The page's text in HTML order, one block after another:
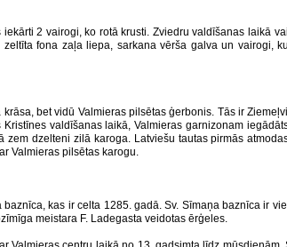
2 vairogi, ko rotā krusti. Zviedru valdīšanas laikā
fona zaļa liepa, sarkana vērša galva un vairogi,
bet vidū Valmieras pilsētas ģerbonis. Tās ir
valdīšanas laikā, Valmieras garnizonam
dzelteni zilā karoga. Latviešu tautas pirmās
Valmieras pilsētas karogu.
kas ir celta 1285. gadā. Sv. Sīmaņa baznīca ir
meistara F. Ladegasta veidotas ērģeles.